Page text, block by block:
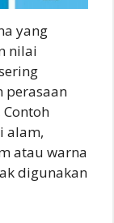
yang
nilai
perasaan
alam,
atau warna
digunakan